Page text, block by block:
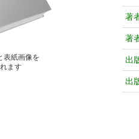
表紙画像を
ます
著
著
出
出